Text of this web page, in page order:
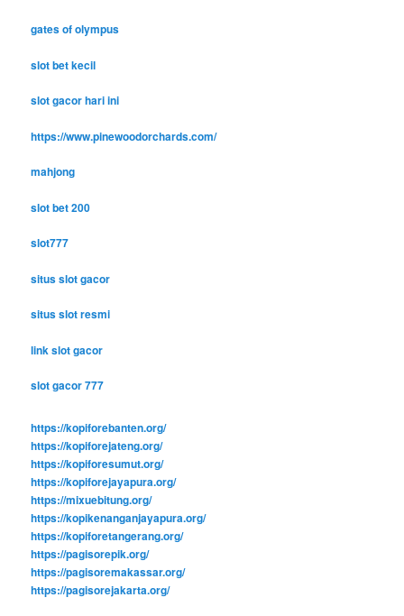
gates of olympus
slot bet kecil
slot gacor hari ini
https://www.pinewoodorchards.com/
mahjong
slot bet 200
slot777
situs slot gacor
situs slot resmi
link slot gacor
slot gacor 777
https://kopiforebanten.org/
https://kopiforejateng.org/
https://kopiforesumut.org/
https://kopiforejayapura.org/
https://mixuebitung.org/
https://kopikenanganjayapura.org/
https://kopiforetangerang.org/
https://pagisorepik.org/
https://pagisoremakassar.org/
https://pagisorejakarta.org/